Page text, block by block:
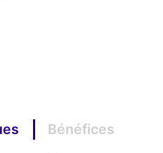
Bénéfices